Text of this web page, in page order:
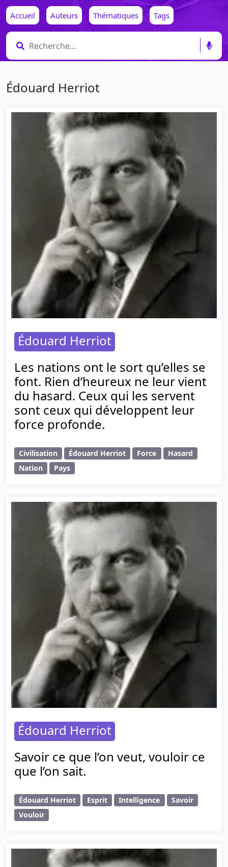
Accueil Auteurs Thématiques Tags
Édouard Herriot
Édouard Herriot
Les nations ont le sort qu’elles se
font. Rien d’heureux ne leur vient
du hasard. Ceux qui les servent
sont ceux qui développent leur
force profonde.
Civilisation Édouard Herriot Force
Hasard
Nation
Pays
Édouard Herriot
Savoir ce que l’on veut, vouloir ce
que l’on sait.
Édouard Herriot Esprit Intelligence
Savoir
Vouloir